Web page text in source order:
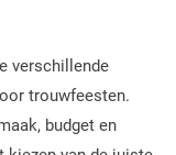
verschillende
trouwfeesten.
budget en